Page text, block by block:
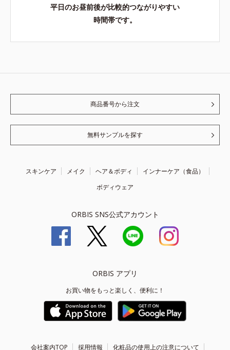
平日のお昼前後が比較的つながりやすい
時間帯です。
商品番号から注文
無料サンプルを探す
スキンケア メイク ヘア＆ボディ
インナーケア（食品）
ボディウェア
ORBIS SNS公式アカウント
ORBIS アプリ
お買い物をもっと楽しく、便利に！
会社案内TOP 採用情報 化粧品の使用上の注意について